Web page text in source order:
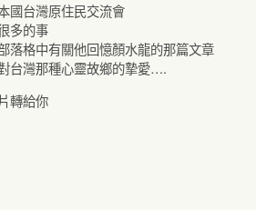
國台灣原住民交流會
多的事
落格中有關他回憶顏水龍的那篇文章
台灣那種心靈故鄉的摯愛….
轉給你